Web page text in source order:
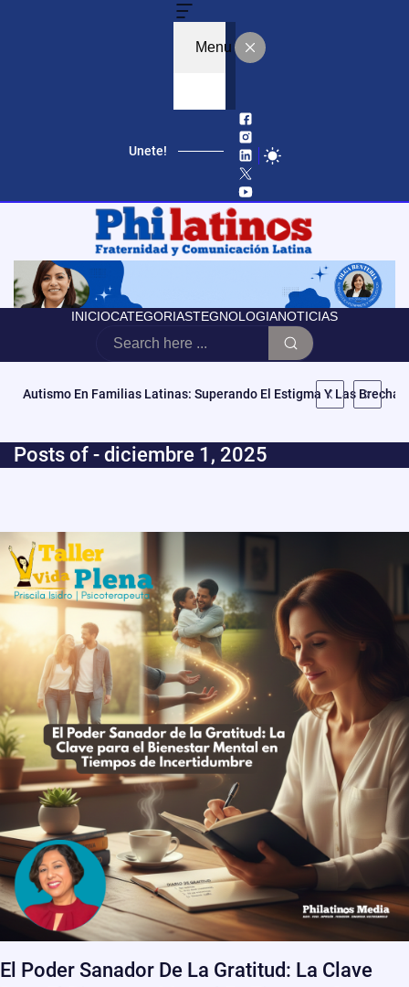
Menu
Unete!
INICIOCATEGORIASTEGNOLOGIANOTICIAS
Autismo En Familias Latinas: Superando El Estigma Y Las Brechas
Posts of - diciembre 1, 2025
El Poder Sanador De La Gratitud: La Clave